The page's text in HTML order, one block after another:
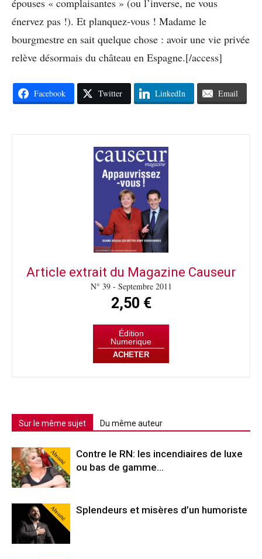
épouses « complaisantes » (ou l’inverse, ne vous
énervez pas !). Et planquez-vous ! Madame le
bourgmestre en sait quelque chose : avoir une vie privée
relève désormais du château en Espagne.[/access]
Facebook Twitter LinkedIn Email
Article extrait du Magazine Causeur
N° 39 - Septembre 2011
2,50 €
Édition
Numerique
ACHETER
Sur le même sujet Du même auteur
Abonné
Contre le RN: les incendiaires de luxe
ou bas de gamme…
Abonné Splendeurs et misères d’un humoriste